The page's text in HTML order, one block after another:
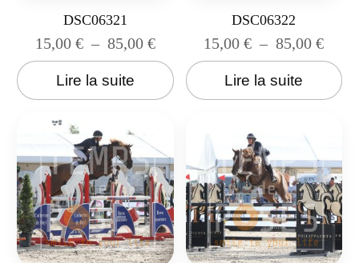
DSC06321
15,00 € – 85,00 €
Lire la suite
DSC06322
15,00€ – 85,00€
Lire la suite